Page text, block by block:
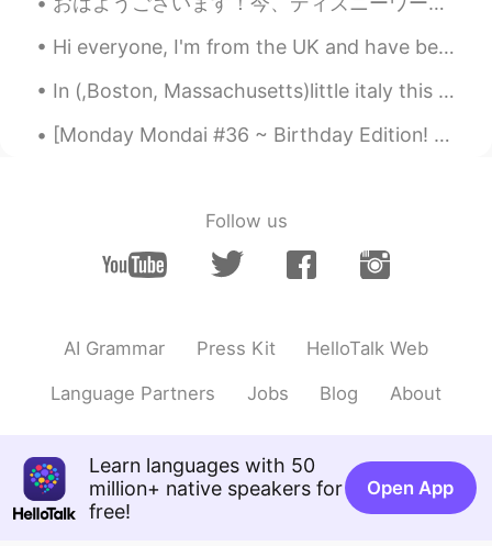
Nori 2020.03.28 11:04
美味しそう!日本語上手👍️
Takayan 2020.03.28 10:50
おなか減ってきた☺
green 2020.03.28 10:48
2020.03.28 10:45
JP CN
m.nora 2020.03.28 10:44
JP SV
Hi everyone, I'm from the UK and have been learning Russian on and off for awhile. Привет, меня...
In (,Boston, Massachusetts)little italy this Monday evening up in the Northern End 😍😍😭was fanta...
[Monday Mondai #36 ~ Birthday Edition! 🎊] [マンデー問題 #36 ~ バースデー版！🎊] 皆さん、次の会話を読んで適切な答えを選んでください 🤔 後で...
Follow us
AI Grammar Press Kit HelloTalk Web
Language Partners Jobs Blog About
Learn languages with 50
million+ native speakers for
free!
Open App